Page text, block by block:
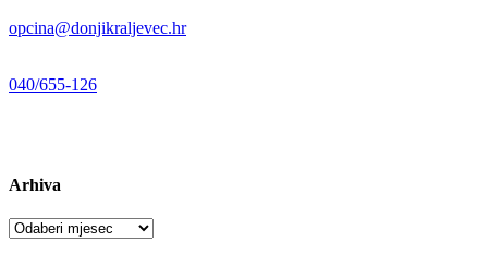
opcina@donjikraljevec.hr
040/655-126
Arhiva
Arhiva